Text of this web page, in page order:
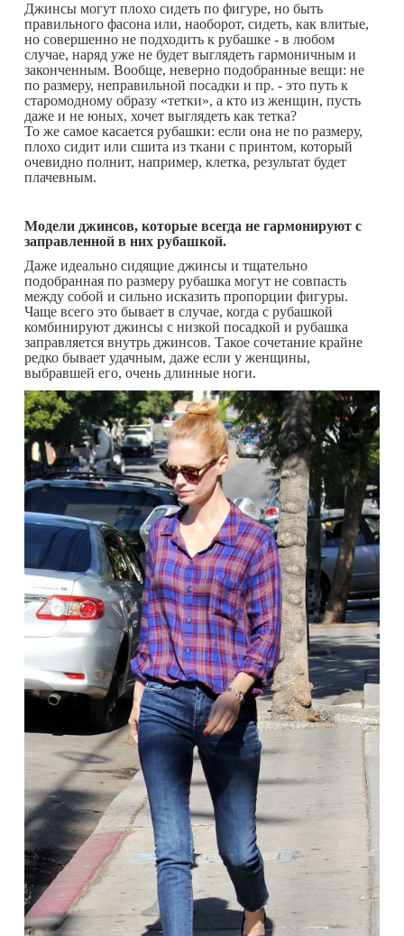
Джинсы могут плохо сидеть по фигуре, но быть
правильного фасона или, наоборот, сидеть, как влитые,
но совершенно не подходить к рубашке - в любом
случае, наряд уже не будет выглядеть гармоничным и
законченным. Вообще, неверно подобранные вещи: не
по размеру, неправильной посадки и пр. - это путь к
старомодному образу «тетки», а кто из женщин, пусть
даже и не юных, хочет выглядеть как тетка?
То же самое касается рубашки: если она не по размеру,
плохо сидит или сшита из ткани с принтом, который
очевидно полнит, например, клетка, результат будет
плачевным.
Модели джинсов, которые всегда не гармонируют с
заправленной в них рубашкой.
Даже идеально сидящие джинсы и тщательно
подобранная по размеру рубашка могут не совпасть
между собой и сильно исказить пропорции фигуры.
Чаще всего это бывает в случае, когда с рубашкой
комбинируют джинсы с низкой посадкой и рубашка
заправляется внутрь джинсов. Такое сочетание крайне
редко бывает удачным, даже если у женщины,
выбравшей его, очень длинные ноги.